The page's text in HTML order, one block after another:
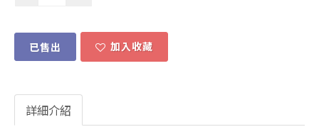
已售出 加入收藏
詳細介紹